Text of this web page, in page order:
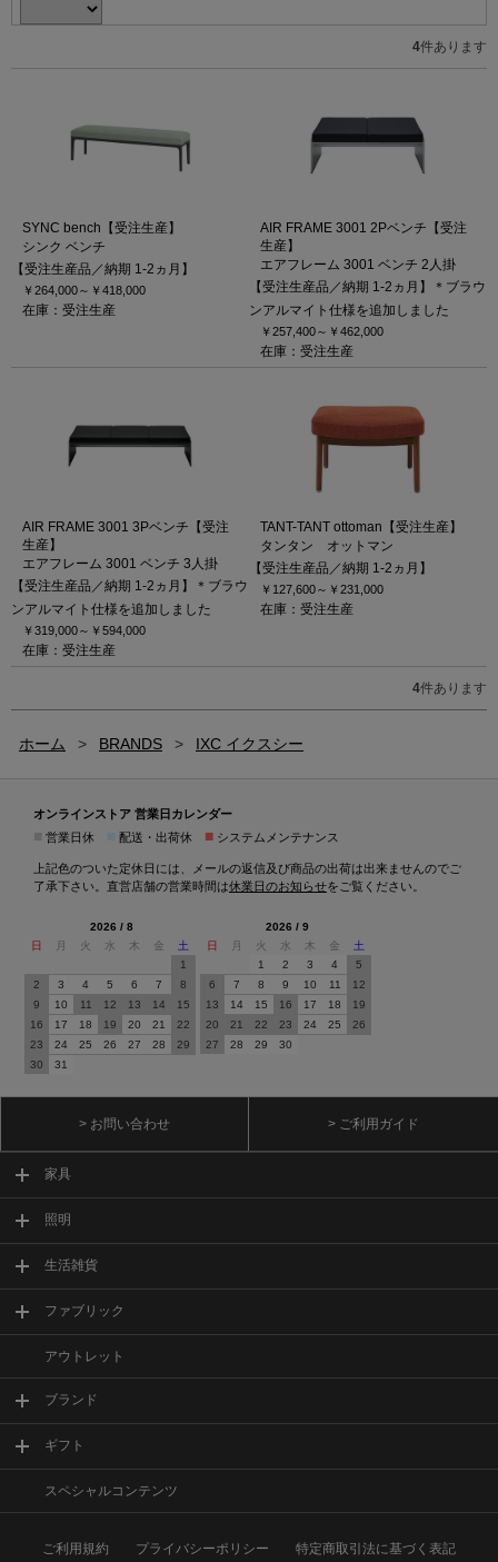
4件あります
SYNC bench【受注生産】
シンク ベンチ
【受注生産品／納期 1-2ヵ月】
￥264,000～ ￥418,000
在庫：受注生産
AIR FRAME 3001 2Pベンチ【受注
生産】
エアフレーム 3001 ベンチ 2人掛
【受注生産品／納期 1-2ヵ月】＊ブラウ
ンアルマイト仕様を追加しました
￥257,400～ ￥462,000
在庫：受注生産
AIR FRAME 3001 3Pベンチ【受注
生産】
エアフレーム 3001 ベンチ 3人掛
【受注生産品／納期 1-2ヵ月】＊ブラウ
ンアルマイト仕様を追加しました
￥319,000～ ￥594,000
在庫：受注生産
TANT-TANT ottoman【受注生産】
タンタン オットマン
【受注生産品／納期 1-2ヵ月】
￥127,600～ ￥231,000
在庫：受注生産
4件あります
ホーム > BRANDS > IXC イクスシー
オンラインストア 営業日カレンダー
営業日休 配送・出荷休 ■ システムメンテナンス
上記色のついた定休日には、メールの返信及び商品の出荷は出来ませんのでご
了承下さい。直営店舗の営業時間は休業日のお知らせをご覧ください。
2026 / 8
日
月 火 水 木 金
土
1
2
3 4 5 6 7
8
9
10 11 12 13 14
15
16
17 18 19 20 21
22
23
24 25 26 27 28
29
30
31
2026 / 9
日
月 火 水 木 金
土
1
2 3 4
5
6
7 8 9 10 11
12
13
14 15 16 17 18
19
20
21 22 23 24 25
26
27
28 29 30
> お問い合わせ > ご利用ガイド
家具
照明
生活雑貨
ファブリック
アウトレット
ブランド
ギフト
スペシャルコンテンツ
ご利用規約 プライバシーポリシー 特定商取引法に基づく表記